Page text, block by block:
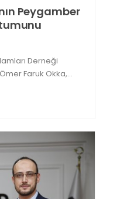
Peygamber
Derneği
Faruk Okka,...